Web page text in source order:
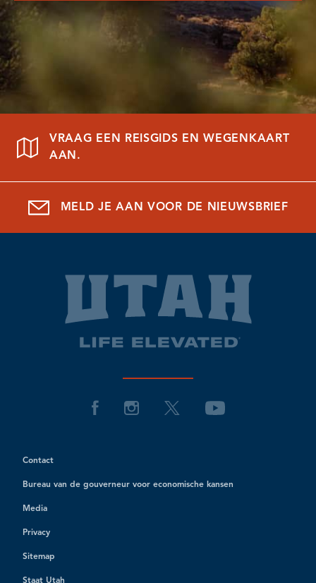
VRAAG EEN REISGIDS EN WEGENKAART
AAN.
MELD JE AAN VOOR DE NIEUWSBRIEF
Contact
Bureau van de gouverneur voor economische kansen
Media
Privacy
Sitemap
Staat Utah